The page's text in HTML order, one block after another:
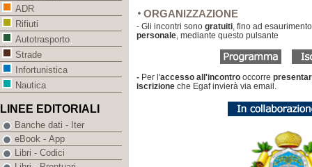
ORGANIZZAZIONE
- Gli incontri sono gratuiti, fino ad
personale, mediante questo pulsante
- Per l'accesso all'incontro occorre
iscrizione che Egaf invierà via email.
ADR
Rifiuti
Autotrasporto
Strade
Infortunistica
Nautica
LINEE EDITORIALI
Banche dati - Iter
eBook - App
Libri - Codici